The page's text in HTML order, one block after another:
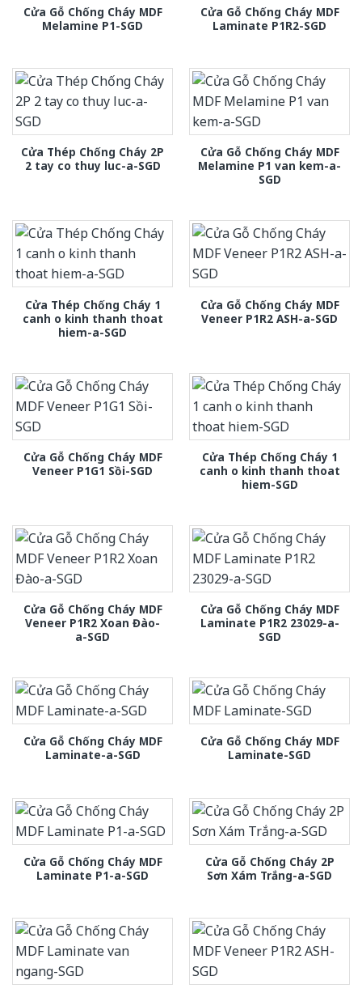
Cửa Gỗ Chống Cháy MDF
Melamine P1-SGD
Cửa Gỗ Chống Cháy MDF
Laminate P1R2-SGD
Cửa Thép Chống Cháy 2P
2 tay co thuy luc-a-SGD
Cửa Gỗ Chống Cháy MDF
Melamine P1 van kem-a-
SGD
Cửa Thép Chống Cháy 1
canh o kinh thanh thoat
hiem-a-SGD
Cửa Gỗ Chống Cháy MDF
Veneer P1R2 ASH-a-SGD
Cửa Gỗ Chống Cháy MDF
Veneer P1G1 Sồi-SGD
Cửa Thép Chống Cháy 1
canh o kinh thanh thoat
hiem-SGD
Cửa Gỗ Chống Cháy MDF
Veneer P1R2 Xoan Đào-
a-SGD
Cửa Gỗ Chống Cháy MDF
Laminate P1R2 23029-a-
SGD
Cửa Gỗ Chống Cháy MDF
Laminate-a-SGD
Cửa Gỗ Chống Cháy MDF
Laminate-SGD
Cửa Gỗ Chống Cháy MDF
Laminate P1-a-SGD
Cửa Gỗ Chống Cháy 2P
Sơn Xám Trắng-a-SGD